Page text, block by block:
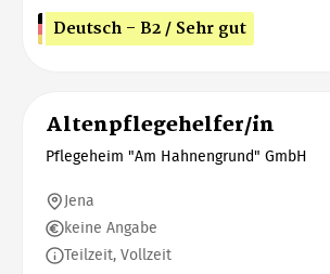
Deutsch - B2 / Sehr gut
Altenpflegehelfer/in
Pflegeheim "Am Hahnengrund" GmbH
Jena
keine Angabe
Teilzeit, Vollzeit